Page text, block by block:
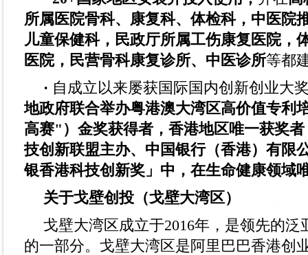
所属医院骨科、康复科、体检科，中医院
儿童保健科，民政厅所属工伤康复医院，
医院，民营骨科康复诊所、中医诊所等都
· 自成立以来屡获国际国内创新创业大
地政府联合举办粤港澳大湾区高价值专利
高赛"）金奖获得者，香港地区唯一获奖者
技创新联盟主办、中国银行（香港）有限
银香港科技创新奖」中，在生命健康领域
关于戈壁创投（戈壁大湾区）
戈壁大湾区成立于2016年，是领先的泛
的一部分。戈壁大湾区是阿里巴巴香港创